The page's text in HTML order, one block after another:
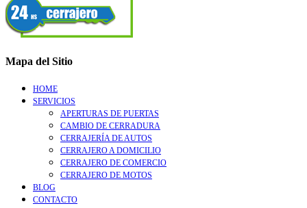
Mapa del Sitio
HOME
SERVICIOS
APERTURAS DE PUERTAS
CAMBIO DE CERRADURA
CERRAJERÍA DE AUTOS
CERRAJERO A DOMICILIO
CERRAJERO DE COMERCIO
CERRAJERO DE MOTOS
BLOG
CONTACTO